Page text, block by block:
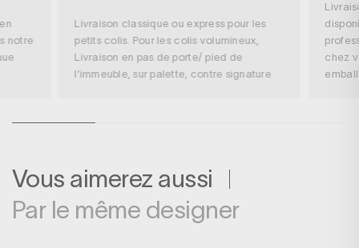
notre
Livraison classique ou express pour les
petits colis. Pour les colis volumineux,
Livraison en pas de porte/ pied de
l’immeuble, sur palette, contre signature
chez
Vous aimerez aussi
Par le même designer